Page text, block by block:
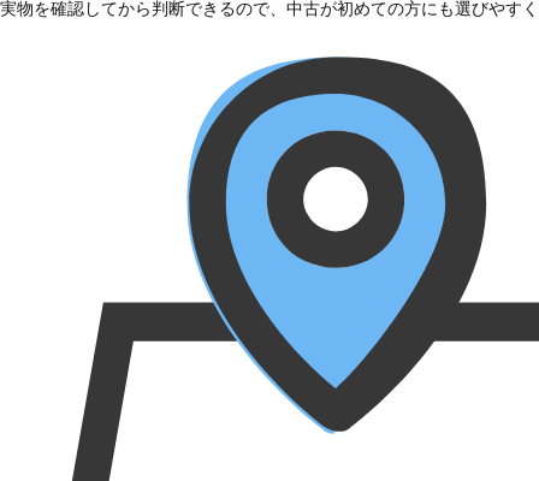
実物を確認してから判断できるので、中古が初めての方にも選びやす